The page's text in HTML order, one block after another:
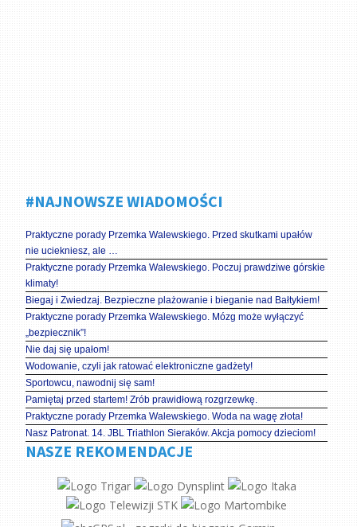
#NAJNOWSZE WIADOMOŚCI
Praktyczne porady Przemka Walewskiego. Przed skutkami upałów
nie uciekniesz, ale …
Praktyczne porady Przemka Walewskiego. Poczuj prawdziwe górskie
klimaty!
Biegaj i Zwiedzaj. Bezpieczne plażowanie i bieganie nad Bałtykiem!
Praktyczne porady Przemka Walewskiego. Mózg może wyłączyć
„bezpiecznik”!
Nie daj się upałom!
Wodowanie, czyli jak ratować elektroniczne gadżety!
Sportowcu, nawodnij się sam!
Pamiętaj przed startem! Zrób prawidłową rozgrzewkę.
Praktyczne porady Przemka Walewskiego. Woda na wagę złota!
Nasz Patronat. 14. JBL Triathlon Sieraków. Akcja pomocy dzieciom!
NASZE REKOMENDACJE